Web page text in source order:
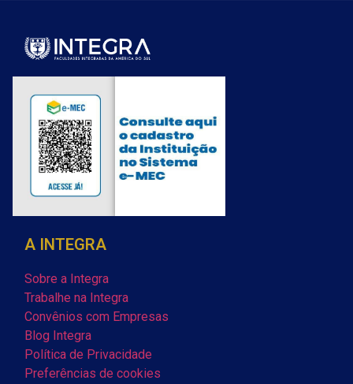
A INTEGRA
Sobre a Integra
Trabalhe na Integra
Convênios com Empresas
Blog Integra
Política de Privacidade
Preferências de cookies